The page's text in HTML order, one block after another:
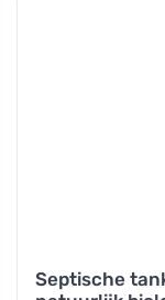
Septische